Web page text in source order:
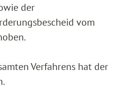
der
vom
Verfahrens hat der